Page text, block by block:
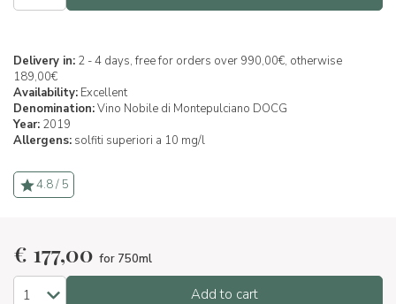
Delivery in: 2 - 4 days, free for orders over 990,00€, otherwise
189,00€
Availability: Excellent
Denomination:Vino Nobile di Montepulciano DOCG
Year: 2019
Allergens: solfiti superiori a 10 mg/l
4.8 / 5
€ 177,00 for 750ml
Add to cart